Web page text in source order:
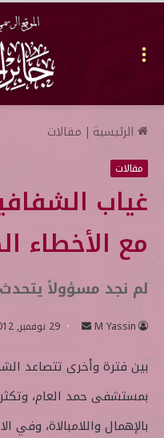
الرئيسية | مقالات
مقالات
غياب
مع الأخطاء
لم نجد مسؤولاً
M Yassin
س
ب
ر
29 نوفمبر, 2012
بين فترة وأخرى تتصاعد
بمستشفى حمد العام،
بالإهمال واللامبالاة، وفي